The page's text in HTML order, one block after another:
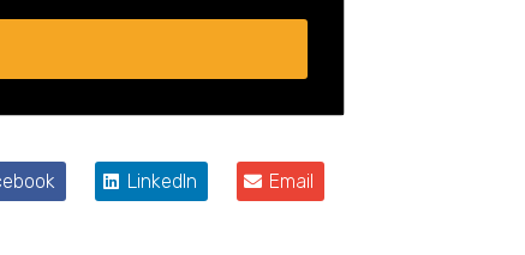
LinkedIn Email